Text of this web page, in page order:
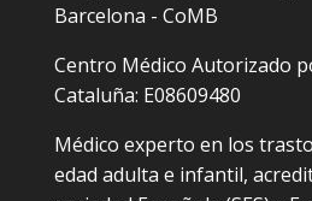
Barcelona - CoMB
Centro Médico Autorizado
Cataluña: E08609480
Médico experto en los
edad adulta e infantil,